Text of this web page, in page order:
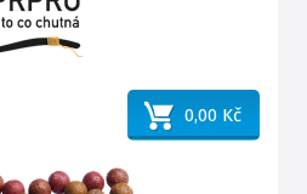
0,00 Kč